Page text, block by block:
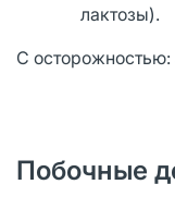
лактозы).
С осторожностью:
Побочные